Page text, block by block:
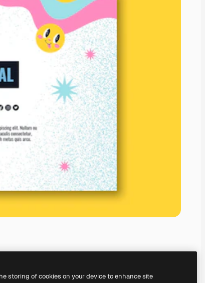
storing of cookies on your device to enhance site